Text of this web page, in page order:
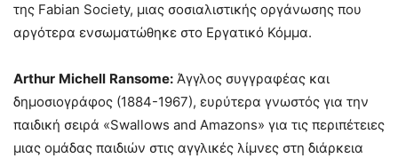
της Fabian Society, μιας σοσιαλιστικής οργάνωσης που
αργότερα ενσωματώθηκε στο Εργατικό Κόμμα.
Arthur Michell Ransome: Άγγλος συγγραφέας και
δημοσιογράφος (1884-1967), ευρύτερα γνωστός για την
παιδική σειρά «Swallows and Amazons» για τις περιπέτειες
μιας ομάδας παιδιών στις αγγλικές λίμνες στη διάρκεια